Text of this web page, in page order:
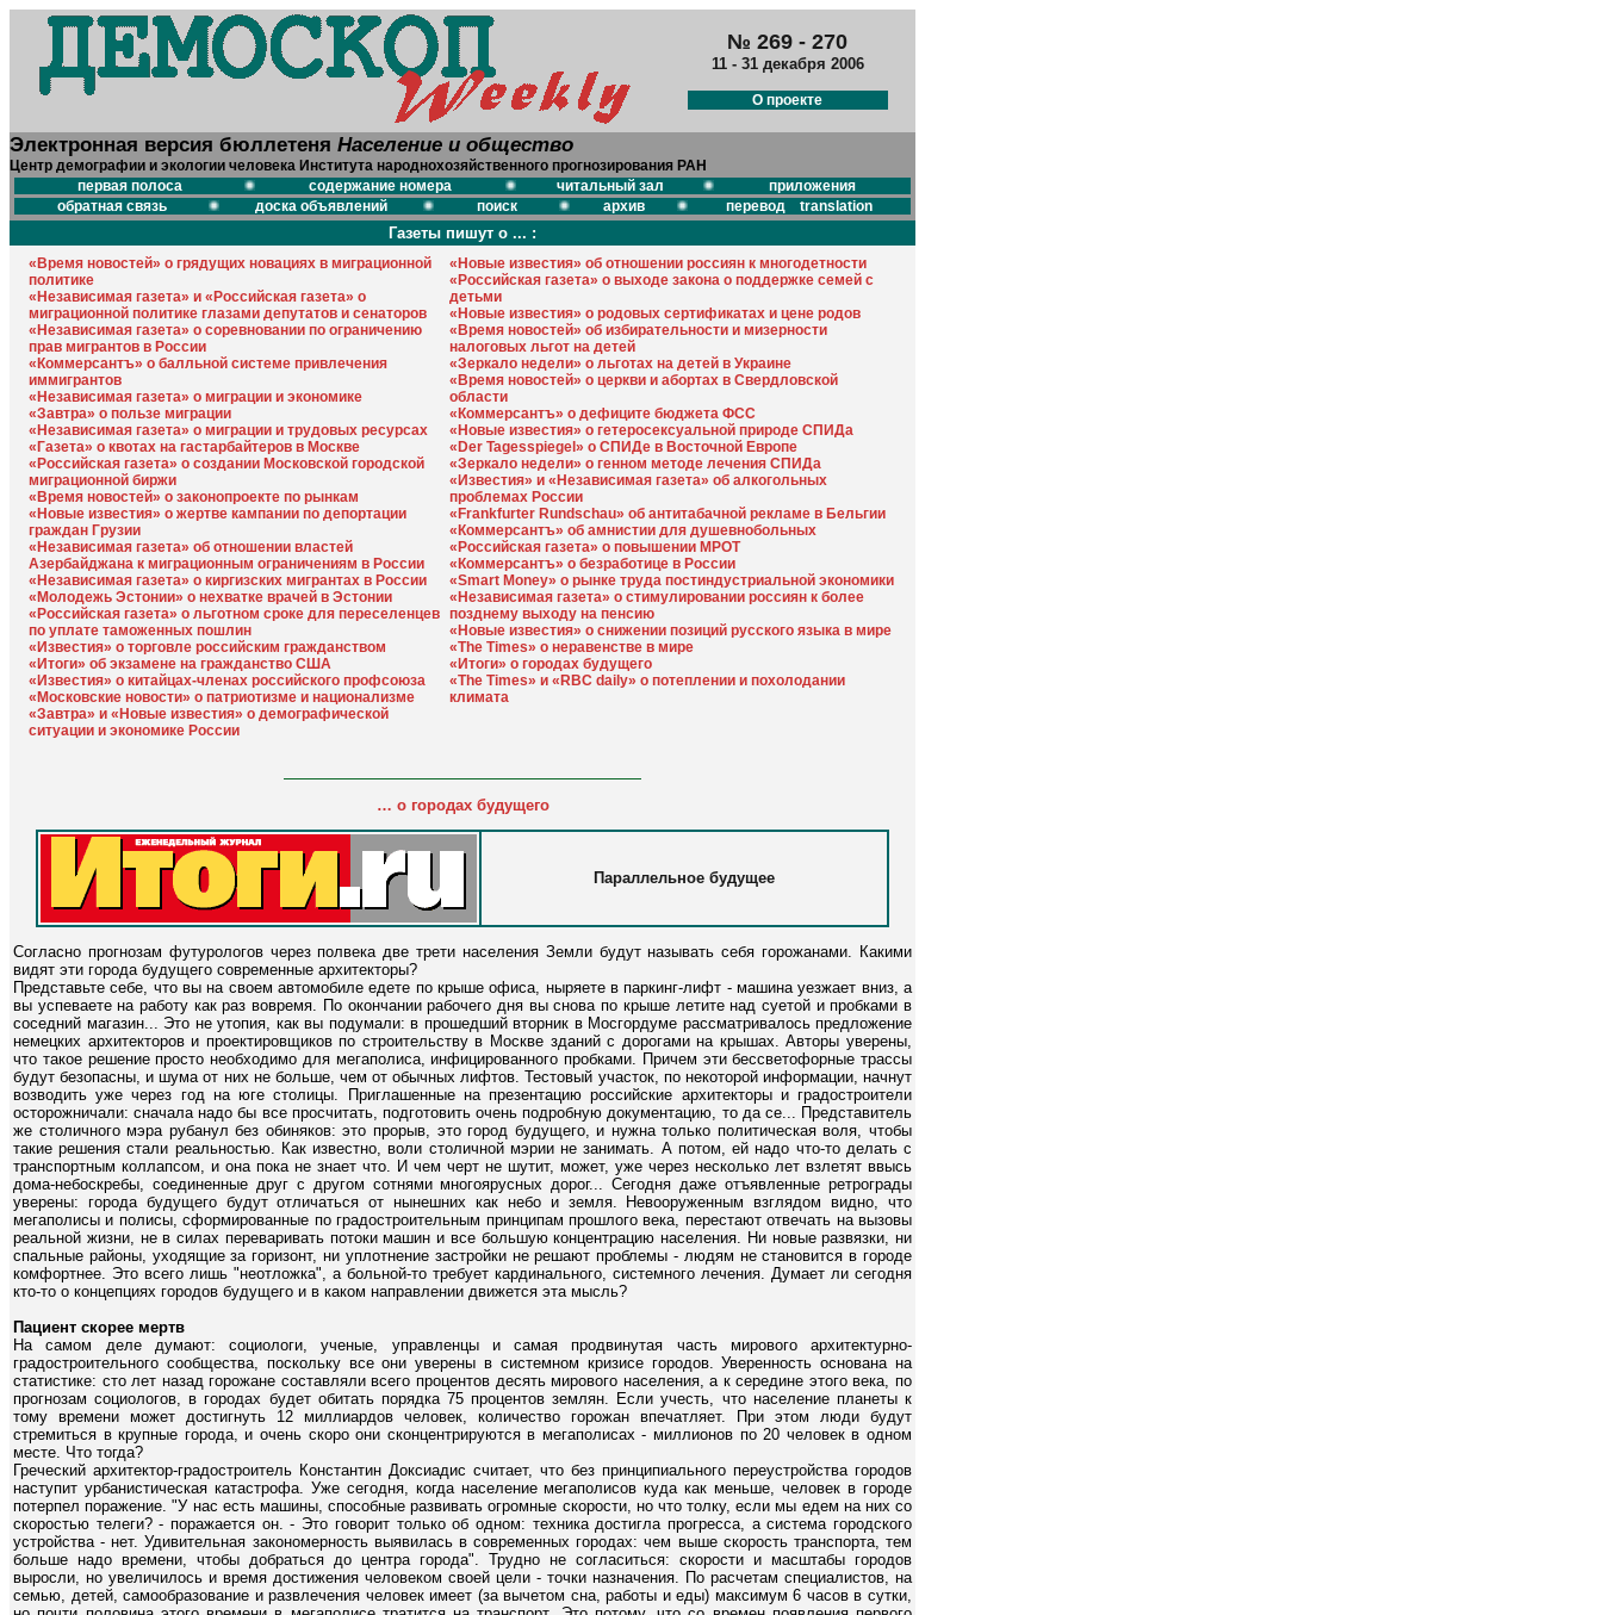
№ 269 - 270
11 - 31 декабря 2006
О проекте
Электронная версия бюллетеня Население и общество
Центр демографии и экологии человека Института народнохозяйственного прогнозирования РАН
первая полоса
содержание номера читальный зал
приложения
обратная связь
доска объявлений поиск архив перевод translation
Газеты пишут о ... :
«Время новостей» о грядущих новациях в миграционной
политике
«Независимая газета» и «Российская газета» о
миграционной политике глазами депутатов и сенаторов
«Независимая газета» о соревновании по ограничению
прав мигрантов в России
«Коммерсантъ» о балльной системе привлечения
иммигрантов
«Независимая газета» о миграции и экономике
«Завтра» о пользе миграции
«Независимая газета» о миграции и трудовых ресурсах
«Газета» о квотах на гастарбайтеров в Москве
«Российская газета» о создании Московской городской
миграционной биржи
«Время новостей» о законопроекте по рынкам
«Новые известия» о жертве кампании по депортации
граждан Грузии
«Независимая газета» об отношении властей
Азербайджана к миграционным ограничениям в России
«Независимая газета» о киргизских мигрантах в России
«Молодежь Эстонии» о нехватке врачей в Эстонии
«Российская газета» о льготном сроке для переселенцев
по уплате таможенных пошлин
«Известия» о торговле российским гражданством
«Итоги» об экзамене на гражданство США
«Известия» о китайцах-членах российского профсоюза
«Московские новости» о патриотизме и национализме
«Завтра» и «Новые известия» о демографической
ситуации и экономике России
«Новые известия» об отношении россиян к многодетности
«Российская газета» о выходе закона о поддержке семей с
детьми
«Новые известия» о родовых сертификатах и цене родов
«Время новостей» об избирательности и мизерности
налоговых льгот на детей
«Зеркало недели» о льготах на детей в Украине
«Время новостей» о церкви и абортах в Свердловской
области
«Коммерсантъ» о дефиците бюджета ФСС
«Новые известия» о гетеросексуальной природе СПИДа
«Der Tagesspiegel» о СПИДе в Восточной Европе
«Зеркало недели» о генном методе лечения СПИДа
«Известия» и «Независимая газета» об алкогольных
проблемах России
«Frankfurter Rundschau» об антитабачной рекламе в Бельгии
«Коммерсантъ» об амнистии для душевнобольных
«Российская газета» о повышении МРОТ
«Коммерсантъ» о безработице в России
«Smart Money» о рынке труда постиндустриальной экономики
«Независимая газета» о стимулировании россиян к более
позднему выходу на пенсию
«Новые известия» о снижении позиций русского языка в мире
«The Times» о неравенстве в мире
«Итоги» о городах будущего
«The Times» и «RBC daily» о потеплении и похолодании
климата
… о городах будущего
Параллельное будущее
Согласно прогнозам футурологов через полвека две трети населения Земли будут называть себя горожанами. Какими
видят эти города будущего современные архитекторы?
Представьте себе, что вы на своем автомобиле едете по крыше офиса, ныряете в паркинг-лифт - машина уезжает вниз, а
вы успеваете на работу как раз вовремя. По окончании рабочего дня вы снова по крыше летите над суетой и пробками в
соседний магазин... Это не утопия, как вы подумали: в прошедший вторник в Мосгордуме рассматривалось предложение
немецких архитекторов и проектировщиков по строительству в Москве зданий с дорогами на крышах. Авторы уверены,
что такое решение просто необходимо для мегаполиса, инфицированного пробками. Причем эти бессветофорные трассы
будут безопасны, и шума от них не больше, чем от обычных лифтов. Тестовый участок, по некоторой информации, начнут
возводить уже через год на юге столицы. Приглашенные на презентацию российские архитекторы и градостроители
осторожничали: сначала надо бы все просчитать, подготовить очень подробную документацию, то да се... Представитель
же столичного мэра рубанул без обиняков: это прорыв, это город будущего, и нужна только политическая воля, чтобы
такие решения стали реальностью. Как известно, воли столичной мэрии не занимать. А потом, ей надо что-то делать с
транспортным коллапсом, и она пока не знает что. И чем черт не шутит, может, уже через несколько лет взлетят ввысь
дома-небоскребы, соединенные друг с другом сотнями многоярусных дорог... Сегодня даже отъявленные ретрограды
уверены: города будущего будут отличаться от нынешних как небо и земля. Невооруженным взглядом видно, что
мегаполисы и полисы, сформированные по градостроительным принципам прошлого века, перестают отвечать на вызовы
реальной жизни, не в силах переваривать потоки машин и все большую концентрацию населения. Ни новые развязки, ни
спальные районы, уходящие за горизонт, ни уплотнение застройки не решают проблемы - людям не становится в городе
комфортнее. Это всего лишь "неотложка", а больной-то требует кардинального, системного лечения. Думает ли сегодня
кто-то о концепциях городов будущего и в каком направлении движется эта мысль?
Пациент скорее мертв
На самом деле думают: социологи, ученые, управленцы и самая продвинутая часть мирового архитектурно-
градостроительного сообщества, поскольку все они уверены в системном кризисе городов. Уверенность основана на
статистике: сто лет назад горожане составляли всего процентов десять мирового населения, а к середине этого века, по
прогнозам социологов, в городах будет обитать порядка 75 процентов землян. Если учесть, что население планеты к
тому времени может достигнуть 12 миллиардов человек, количество горожан впечатляет. При этом люди будут
стремиться в крупные города, и очень скоро они сконцентрируются в мегаполисах - миллионов по 20 человек в одном
месте. Что тогда?
Греческий архитектор-градостроитель Константин Доксиадис считает, что без принципиального переустройства городов
наступит урбанистическая катастрофа. Уже сегодня, когда население мегаполисов куда как меньше, человек в городе
потерпел поражение. "У нас есть машины, способные развивать огромные скорости, но что толку, если мы едем на них со
скоростью телеги? - поражается он. - Это говорит только об одном: техника достигла прогресса, а система городского
устройства - нет. Удивительная закономерность выявилась в современных городах: чем выше скорость транспорта, тем
больше надо времени, чтобы добраться до центра города". Трудно не согласиться: скорости и масштабы городов
выросли, но увеличилось и время достижения человеком своей цели - точки назначения. По расчетам специалистов, на
семью, детей, самообразование и развлечения человек имеет (за вычетом сна, работы и еды) максимум 6 часов в сутки,